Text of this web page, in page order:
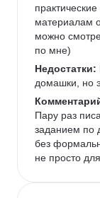
материалам
можно
по мне)
Недостатки:
домашки, но
Пару раз
заданием по
без
не просто